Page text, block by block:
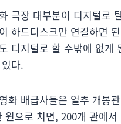
극장 대부분이 디지털로
하드디스크만 연결하면
디지털로 할 수밖에 없게
다.
화 배급사들은 얼추 개봉
원으로 치면, 200개 관에